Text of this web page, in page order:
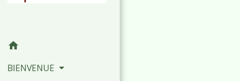
home
BIENVENUE